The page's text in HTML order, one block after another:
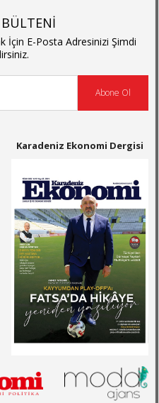
İçin E-Posta Adresinizi Şimdi
Abone Ol
Karadeniz Ekonomi Dergisi